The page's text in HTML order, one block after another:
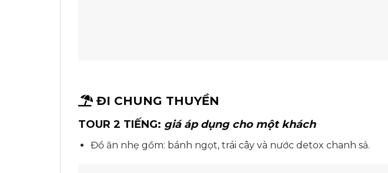
ĐI CHUNG THUYỀN
TOUR 2 TIẾNG: giá áp dụng cho một khách
Đồ ăn nhẹ gồm: bánh ngọt, trái cây và nước detox chanh sả.